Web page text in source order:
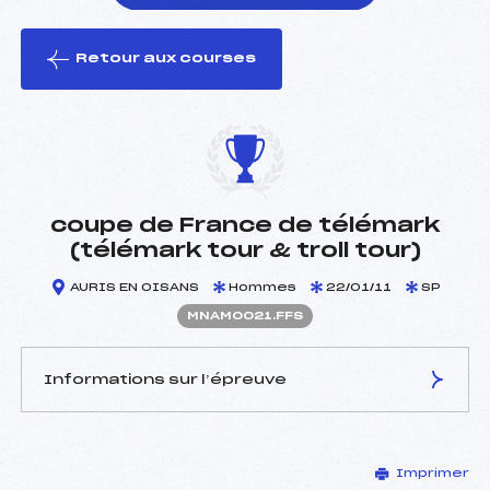
le ski
Retour aux courses
coupe de France de télémark
(télémark tour & troll tour)
AURIS EN OISANS Hommes 22/01/11 SP
MNAM0021.FFS
Informations sur l’épreuve
–
Imprimer